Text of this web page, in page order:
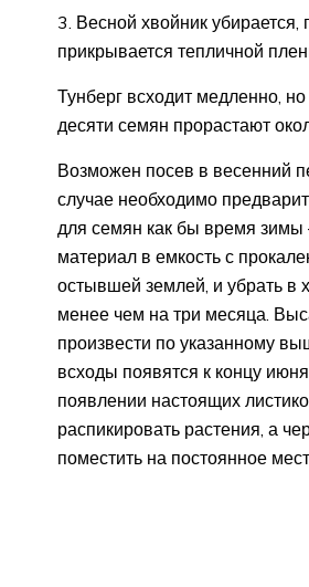
Весной хвойник убирается,
прикрывается тепличной
Тунберг всходит медленно,
десяти семян прорастают
Возможен посев в весенний
случае необходимо
для семян как бы время зимы
материал в емкость с
остывшей землей, и убрать в
менее чем на три месяца.
произвести по указанному
всходы появятся к концу
появлении настоящих
распикировать растения, а
поместить на постоянное